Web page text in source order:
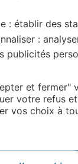
: établir des
:
publicités
et fermer"
votre refus
vos choix à